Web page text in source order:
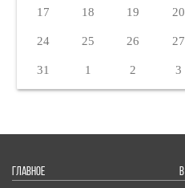
17 18 19 20
24 25 26 27
31 1 2 3
ГЛАВНОЕ